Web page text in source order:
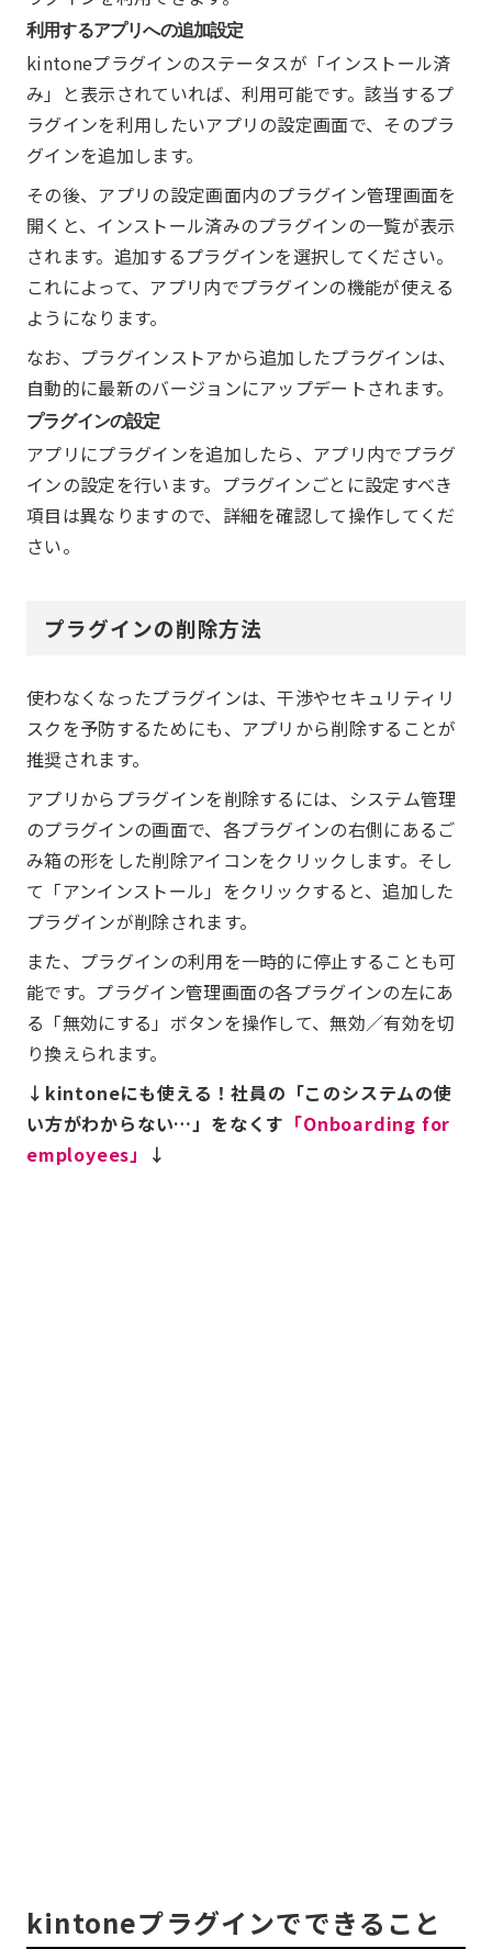
利用するアプリへの追加設定
kintoneプラグインのステータスが「インストール済
み」と表示されていれば、利用可能です。該当するプ
ラグインを利用したいアプリの設定画面で、そのプラ
グインを追加します。
その後、アプリの設定画面内のプラグイン管理画面を
開くと、インストール済みのプラグインの一覧が表示
されます。追加するプラグインを選択してください。
これによって、アプリ内でプラグインの機能が使える
ようになります。
なお、プラグインストアから追加したプラグインは、
自動的に最新のバージョンにアップデートされます。
プラグインの設定
アプリにプラグインを追加したら、アプリ内でプラグ
インの設定を行います。プラグインごとに設定すべき
項目は異なりますので、詳細を確認して操作してくだ
さい。
プラグインの削除方法
使わなくなったプラグインは、干渉やセキュリティリ
スクを予防するためにも、アプリから削除することが
推奨されます。
アプリからプラグインを削除するには、システム管理
のプラグインの画面で、各プラグインの右側にあるご
み箱の形をした削除アイコンをクリックします。そし
て「アンインストール」をクリックすると、追加した
プラグインが削除されます。
また、プラグインの利用を一時的に停止することも可
能です。プラグイン管理画面の各プラグインの左にあ
る「無効にする」ボタンを操作して、無効／有効を切
り換えられます。
↓kintoneにも使える！社員の「このシステムの使
い方がわからない…」をなくす 「Onboarding for
employees」
↓
kintoneプラグインでできること